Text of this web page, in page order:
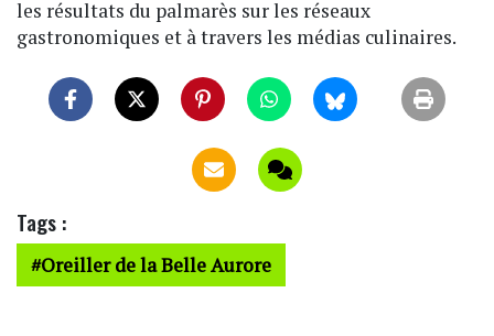
les résultats du palmarès sur les réseaux
gastronomiques et à travers les médias culinaires.
Tags :
Oreiller de la Belle Aurore